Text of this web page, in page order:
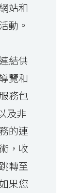
站和
動。
結供
覽和
務包
及非
的連
，收
轉至
果您